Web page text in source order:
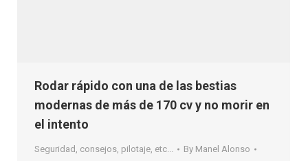
Rodar rápido con una de las bestias
modernas de más de 170 cv y no morir en
el intento
Seguridad, consejos, pilotaje, etc... By Manel Alonso